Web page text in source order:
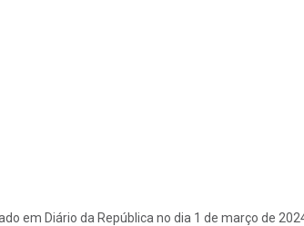
em Diário da República no dia 1 de março de